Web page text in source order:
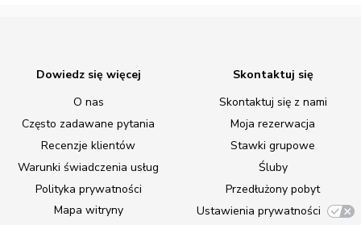
Dowiedz się więcej
O nas
Często zadawane pytania
Recenzje klientów
Warunki świadczenia usług
Polityka prywatności
Mapa witryny
Skontaktuj się
Skontaktuj się z nami
Moja rezerwacja
Stawki grupowe
Śluby
Przedłużony pobyt
Ustawienia prywatności